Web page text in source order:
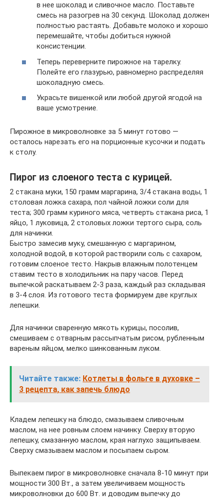
в нее шоколад и сливочное масло. Поставьте
смесь на разогрев на 30 секунд. Шоколад должен
полностью растаять. Добавьте молоко и хорошо
перемешайте, чтобы добиться нужной
консистенции.
Теперь переверните пирожное на тарелку.
Полейте его глазурью, равномерно распределяя
шоколадную смесь.
Украсьте вишенкой или любой другой ягодой на
ваше усмотрение.
Пирожное в микроволновке за 5 минут готово —
осталось нарезать его на порционные кусочки и подать
к столу.
Пирог из слоеного теста с курицей.
2 стакана муки, 150 грамм маргарина, 3/4 стакана воды, 1
столовая ложка сахара, пол чайной ложки соли для
теста; 300 грамм куриного мяса, четверть стакана риса, 1
яйцо, 1 луковица, 2 столовых ложки тертого сыра, соль
для начинки.
Быстро замесив муку, смешанную с маргарином,
холодной водой, в которой растворили соль с сахаром,
готовим слоеное тесто. Накрыв влажным полотенцем
ставим тесто в холодильник на пару часов. Перед
выпечкой раскатываем 2-3 раза, каждый раз складывая
в 3-4 слоя. Из готового теста формируем две круглых
лепешки.
Для начинки сваренную мякоть курицы, посолив,
смешиваем с отварным рассыпчатым рисом, рубленным
вареным яйцом, мелко шинкованным луком.
Читайте также: Котлеты в фольге в духовке –
3 рецепта, как запечь блюдо
Кладем лепешку на блюдо, смазываем сливочным
маслом, на нее ровным слоем начинку. Сверху вторую
лепешку, смазанную маслом, края наглухо защипываем.
Сверху смазываем маслом и посыпаем сыром.
Выпекаем пирог в микроволновке сначала 8-10 минут при
мощности 300 Вт., а затем увеличиваем мощность
микроволновки до 600 Вт. и доводим выпечку до